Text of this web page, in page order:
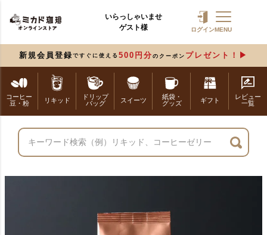
いらっしゃいませ
ゲスト様
ログインMENU
新規会員登録 ですぐに使える 500円分 のクーポン プレゼント！
コーヒー
豆・粉
リキッド
ドリップ
バッグ
スイーツ
紙袋・
グッズ
ギフト
レビュー
一覧